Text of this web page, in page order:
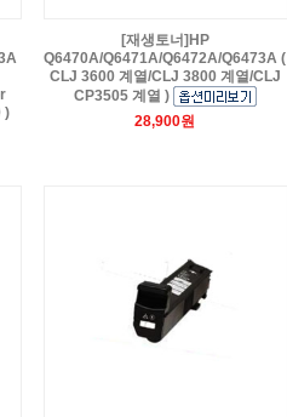
)
[재생토너]HP
Q6470A/Q6471A/Q6472A/Q6473A (
CLJ 3600 계열/CLJ 3800 계열/CLJ
CP3505 계열 )
28,900원